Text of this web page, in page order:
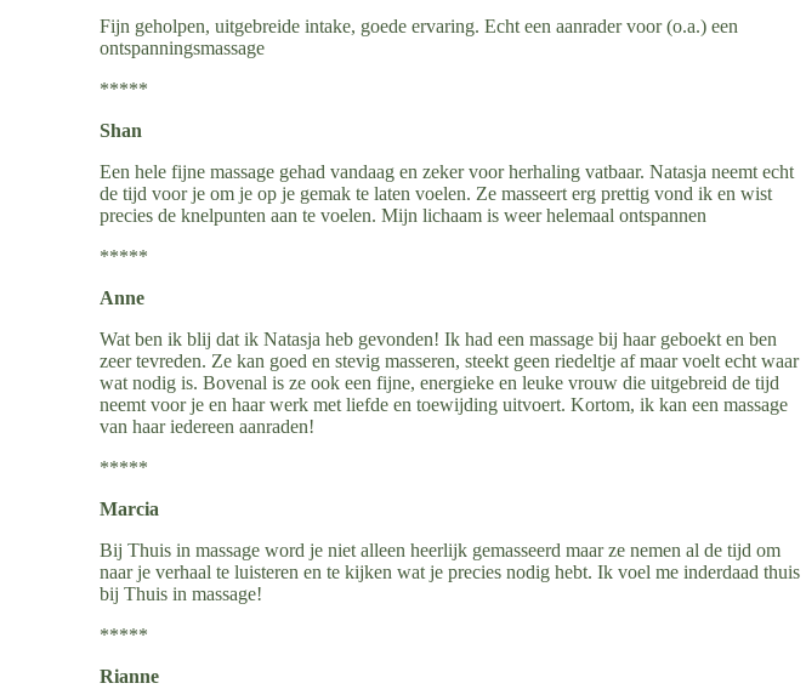
Fijn geholpen, uitgebreide intake, goede ervaring. Echt een aanrader voor (o.a.) een
ontspanningsmassage
*****
Shan
Een hele fijne massage gehad vandaag en zeker voor herhaling vatbaar. Natasja neemt echt
de tijd voor je om je op je gemak te laten voelen. Ze masseert erg prettig vond ik en wist
precies de knelpunten aan te voelen. Mijn lichaam is weer helemaal ontspannen
*****
Anne
Wat ben ik blij dat ik Natasja heb gevonden! Ik had een massage bij haar geboekt en ben
zeer tevreden. Ze kan goed en stevig masseren, steekt geen riedeltje af maar voelt echt waar
wat nodig is. Bovenal is ze ook een fijne, energieke en leuke vrouw die uitgebreid de tijd
neemt voor je en haar werk met liefde en toewijding uitvoert. Kortom, ik kan een massage
van haar iedereen aanraden!
*****
Marcia
Bij Thuis in massage word je niet alleen heerlijk gemasseerd maar ze nemen al de tijd om
naar je verhaal te luisteren en te kijken wat je precies nodig hebt. Ik voel me inderdaad thuis
bij Thuis in massage!
*****
Rianne